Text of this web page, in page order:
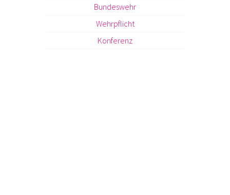
Bundeswehr
Wehrpflicht
Konferenz